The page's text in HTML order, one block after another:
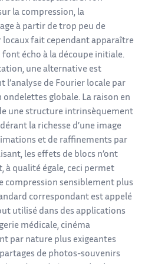
la compression, la
à partir de trop peu de
locaux fait cependant apparaître
font écho à la découpe initiale.
une alternative est
l’analyse de Fourier locale par
globale. La raison en
une structure intrinsèquement
la richesse d’une image
et de raffinements par
les effets de blocs n’ont
à qualité égale, ceci permet
compression sensiblement plus
correspondant est appelé
utilisé dans des applications
médicale, cinéma
par nature plus exigeantes
de photos-souvenirs